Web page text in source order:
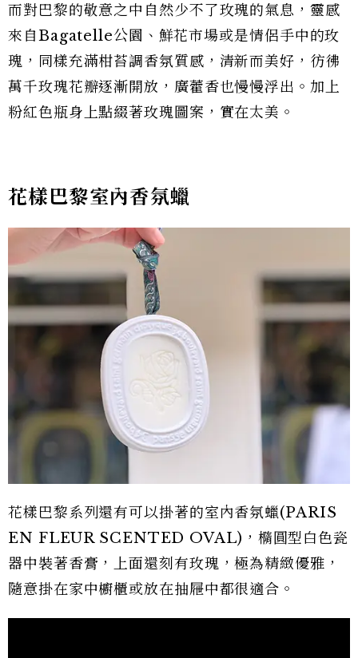
而對巴黎的敬意之中自然少不了玫瑰的氣息，靈感
來自Bagatelle公園、鮮花市場或是情侶手中的玫
瑰，同樣充滿柑苔調香氛質感，清新而美好，彷彿
萬千玫瑰花瓣逐漸開放，廣藿香也慢慢浮出。加上
粉紅色瓶身上點綴著玫瑰圖案，實在太美。
花樣巴黎室內香氛蠟
花樣巴黎系列還有可以掛著的室內香氛蠟(PARIS
EN FLEUR SCENTED OVAL)，橢圓型白色瓷
器中裝著香膏，上面還刻有玫瑰，極為精緻優雅，
隨意掛在家中櫥櫃或放在抽屜中都很適合。